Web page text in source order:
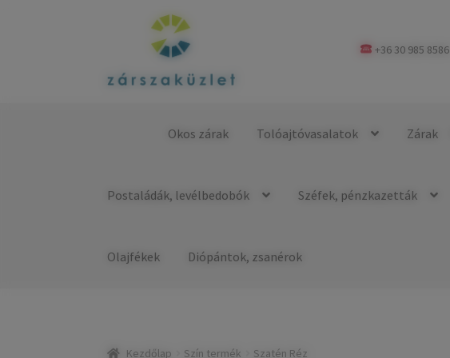
a
a
+36 30 985 8586
Okos zárak Tolóajtóvasalatok Zárak
Postaládák, levélbedobók Széfek, pénzkazetták
Olajfékek Diópántok, zsanérok
Kezdőlap Szín termék Szatén Réz